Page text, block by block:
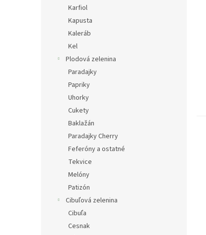
Karfiol
Kapusta
Kaleráb
Kel
Plodová zelenina
Paradajky
Papriky
Uhorky
Cukety
Baklažán
Paradajky Cherry
Feferóny a ostatné
Tekvice
Melóny
Patizón
Cibuľová zelenina
Cibuľa
Cesnak